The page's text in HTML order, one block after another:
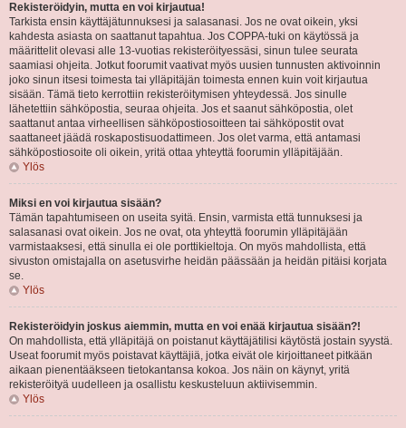
Rekisteröidyin, mutta en voi kirjautua!
Tarkista ensin käyttäjätunnuksesi ja salasanasi. Jos ne ovat oikein, yksi
kahdesta asiasta on saattanut tapahtua. Jos COPPA-tuki on käytössä ja
määrittelit olevasi alle 13-vuotias rekisteröityessäsi, sinun tulee seurata
saamiasi ohjeita. Jotkut foorumit vaativat myös uusien tunnusten aktivoinnin
joko sinun itsesi toimesta tai ylläpitäjän toimesta ennen kuin voit kirjautua
sisään. Tämä tieto kerrottiin rekisteröitymisen yhteydessä. Jos sinulle
lähetettiin sähköpostia, seuraa ohjeita. Jos et saanut sähköpostia, olet
saattanut antaa virheellisen sähköpostiosoitteen tai sähköpostit ovat
saattaneet jäädä roskapostisuodattimeen. Jos olet varma, että antamasi
sähköpostiosoite oli oikein, yritä ottaa yhteyttä foorumin ylläpitäjään.
Ylös
Miksi en voi kirjautua sisään?
Tämän tapahtumiseen on useita syitä. Ensin, varmista että tunnuksesi ja
salasanasi ovat oikein. Jos ne ovat, ota yhteyttä foorumin ylläpitäjään
varmistaaksesi, että sinulla ei ole porttikieltoja. On myös mahdollista, että
sivuston omistajalla on asetusvirhe heidän päässään ja heidän pitäisi korjata
se.
Ylös
Rekisteröidyin joskus aiemmin, mutta en voi enää kirjautua sisään?!
On mahdollista, että ylläpitäjä on poistanut käyttäjätilisi käytöstä jostain syystä.
Useat foorumit myös poistavat käyttäjiä, jotka eivät ole kirjoittaneet pitkään
aikaan pienentääkseen tietokantansa kokoa. Jos näin on käynyt, yritä
rekisteröityä uudelleen ja osallistu keskusteluun aktiivisemmin.
Ylös